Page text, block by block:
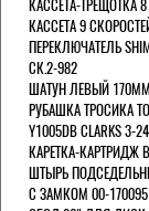
КАССЕТА-ТРЕЩОТКА 8
КАССЕТА 9
ПЕРЕКЛЮЧАТЕЛЬ
СК.2-982
ШАТУН ЛЕВЫЙ
РУБАШКА ТРОСИКА
Y1005DB CLARKS 3-
КАРЕТКА-КАРТРИДЖ
ШТЫРЬ
С ЗАМКОМ 00-170095